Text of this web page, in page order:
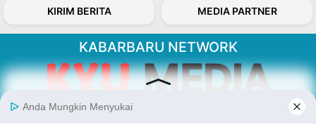
KIRIM BERITA MEDIA PARTNER
KABARBARU NETWORK